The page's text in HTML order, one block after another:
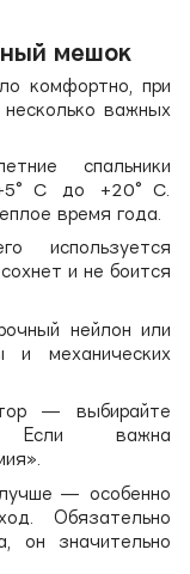
мешок
комфортно, при
важных
спальники
до +20°C.
время года.
используется
и не боится
нейлон или
механических
— выбирайте
Если важна
— особенно
Обязательно
он значительно